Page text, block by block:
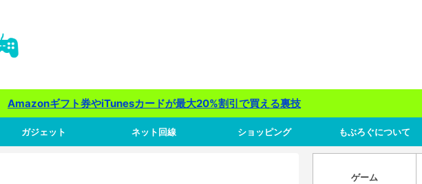
Amazonギフト券やiTunesカードが最大20%割引で買える裏技
ガジェット ネット回線 ショッピング もぶろぐについて
ゲーム